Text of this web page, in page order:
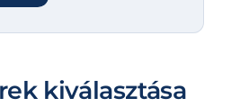
kiválasztása